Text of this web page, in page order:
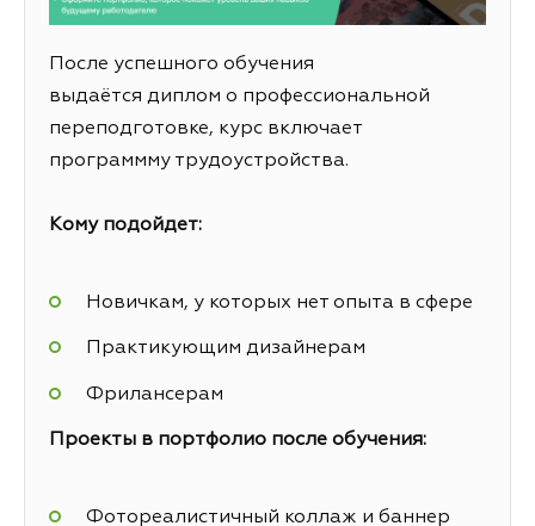
После успешного обучения
выдаётся диплом о профессиональной
переподготовке, курс включает
программму трудоустройства.
Кому подойдет:
Новичкам, у которых нет опыта в сфере
Практикующим дизайнерам
Фрилансерам
Проекты в портфолио после обучения:
Фотореалистичный коллаж и баннер